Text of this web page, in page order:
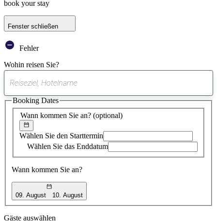
book your stay
Fenster schließen
Fehler
Wohin reisen Sie?
gefundener
Vorschlag
Wann kommen Sie an? (optional)
Wählen Sie den Starttermin
Wählen Sie das Enddatum
Wann kommen Sie an?
09. August 10. August
Booking Dates
Gäste auswählen